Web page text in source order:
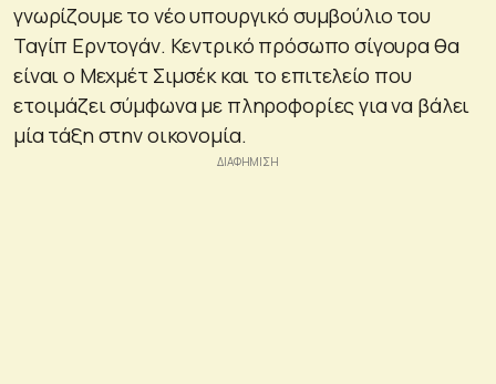
γνωρίζουμε το νέο υπουργικό συμβούλιο του
Ταγίπ Ερντογάν. Κεντρικό πρόσωπο σίγουρα θα
είναι ο Μεχμέτ Σιμσέκ και το επιτελείο που
ετοιμάζει σύμφωνα με πληροφορίες για να βάλει
μία τάξη στην οικονομία.